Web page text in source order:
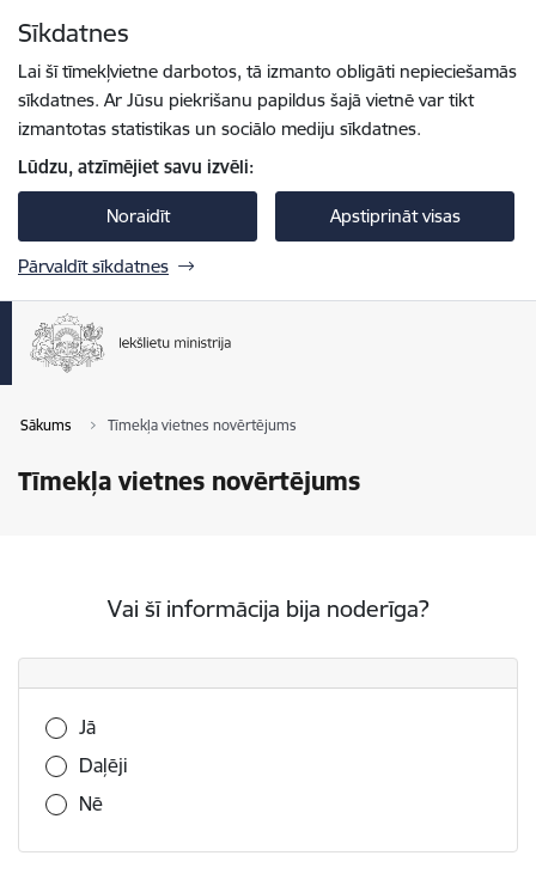
Sīkdatnes
Lai šī tīmekļvietne darbotos, tā izmanto obligāti nepieciešamās
sīkdatnes. Ar Jūsu piekrišanu papildus šajā vietnē var tikt
izmantotas statistikas un sociālo mediju sīkdatnes.
Lūdzu, atzīmējiet savu izvēli:
Noraidīt Apstiprināt visas
Pārvaldīt sīkdatnes
Sākums Tīmekļa vietnes novērtējums
Tīmekļa vietnes novērtējums
Vai šī informācija bija noderīga?
Vai šī informācija bija noderīga?
Jā
Daļēji
Nē